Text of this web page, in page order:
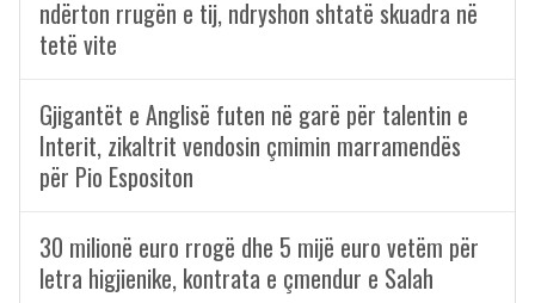
ndërton rrugën e tij, ndryshon shtatë skuadra në
tetë vite
Gjigantët e Anglisë futen në garë për talentin e
Interit, zikaltrit vendosin çmimin marramendës
për Pio Espositon
30 milionë euro rrogë dhe 5 mijë euro vetëm për
letra higjienike, kontrata e çmendur e Salah